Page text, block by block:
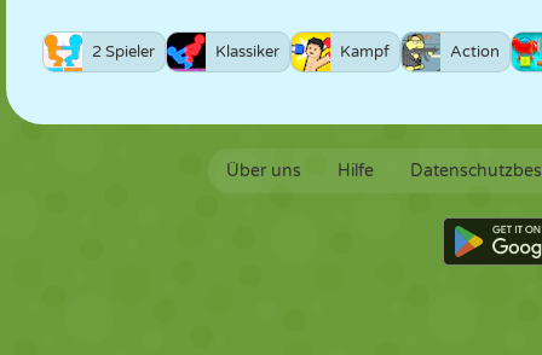
2 Spieler Klassiker Kampf Action
Über uns Hilfe